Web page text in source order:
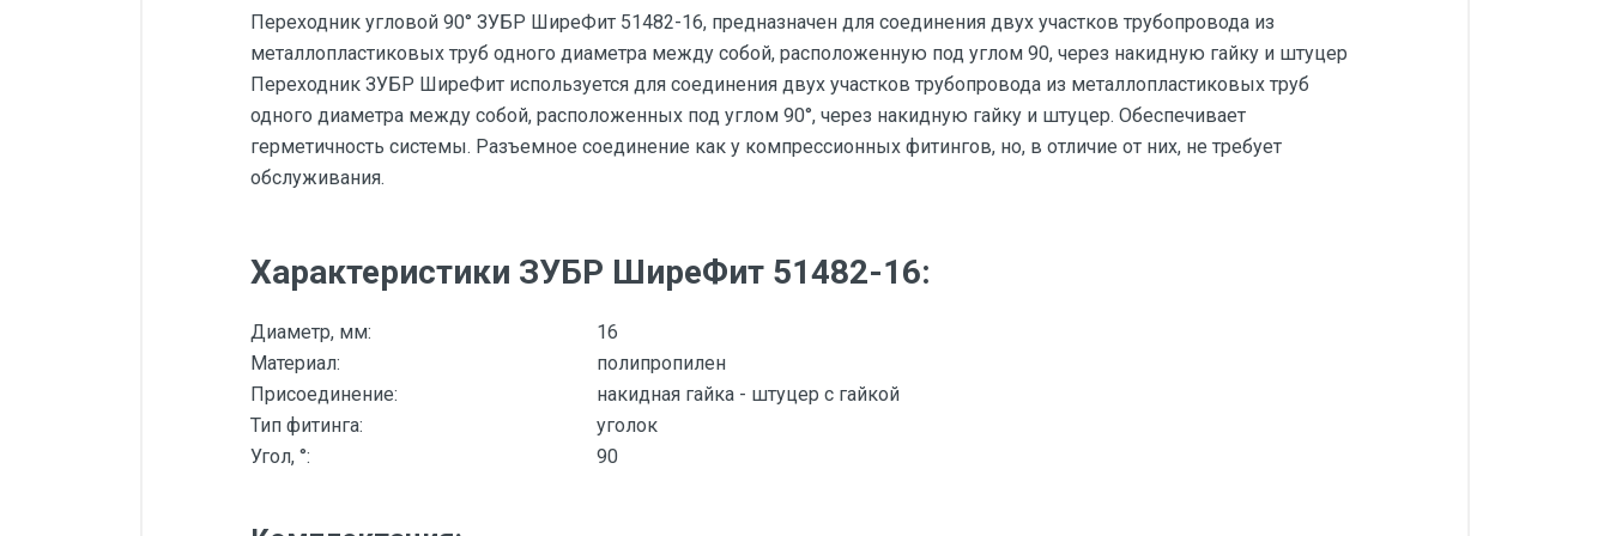
Переходник угловой 90° ЗУБР ШиреФит 51482-16, предназначен для соединения двух участков трубопровода из
металлопластиковых труб одного диаметра между собой, расположенную под углом 90, через накидную гайку и штуцер
Переходник ЗУБР ШиреФит используется для соединения двух участков трубопровода из металлопластиковых труб
одного диаметра между собой, расположенных под углом 90°, через накидную гайку и штуцер. Обеспечивает
герметичность системы. Разъемное соединение как у компрессионных фитингов, но, в отличие от них, не требует
обслуживания.
Характеристики ЗУБР ШиреФит 51482-16:
Диаметр, мм:
16
Материал:
полипропилен
Присоединение:
накидная гайка - штуцер с гайкой
Тип фитинга:
уголок
Угол, °:
90